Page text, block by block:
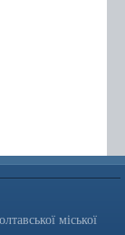
міської